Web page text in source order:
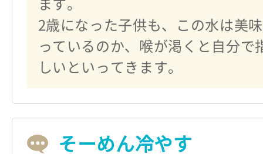
ます。
2歳になった子供も、この水は美
っているのか、喉が渇くと自分で
しいといってきます。
そーめん冷やす